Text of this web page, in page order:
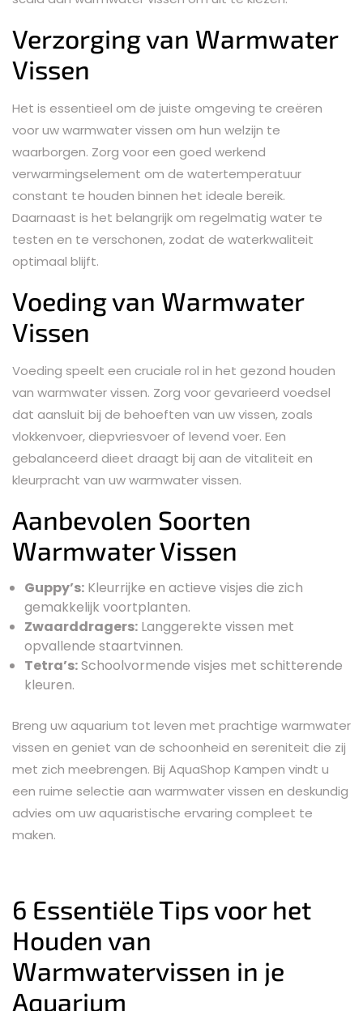
Verzorging van Warmwater
Vissen
Het is essentieel om de juiste omgeving te creëren
voor uw warmwater vissen om hun welzijn te
waarborgen. Zorg voor een goed werkend
verwarmingselement om de watertemperatuur
constant te houden binnen het ideale bereik.
Daarnaast is het belangrijk om regelmatig water te
testen en te verschonen, zodat de waterkwaliteit
optimaal blijft.
Voeding van Warmwater
Vissen
Voeding speelt een cruciale rol in het gezond houden
van warmwater vissen. Zorg voor gevarieerd voedsel
dat aansluit bij de behoeften van uw vissen, zoals
vlokkenvoer, diepvriesvoer of levend voer. Een
gebalanceerd dieet draagt bij aan de vitaliteit en
kleurpracht van uw warmwater vissen.
Aanbevolen Soorten
Warmwater Vissen
Guppy’s: Kleurrijke en actieve visjes die zich
gemakkelijk voortplanten.
Zwaarddragers: Langgerekte vissen met
opvallende staartvinnen.
Tetra’s:Schoolvormende visjes met schitterende
kleuren.
Breng uw aquarium tot leven met prachtige warmwater
vissen en geniet van de schoonheid en sereniteit die zij
met zich meebrengen. Bij AquaShop Kampen vindt u
een ruime selectie aan warmwater vissen en deskundig
advies om uw aquaristische ervaring compleet te
maken.
6 Essentiële Tips voor het
Houden van
Warmwatervissen in je
Aquarium